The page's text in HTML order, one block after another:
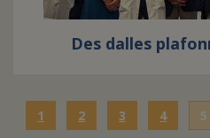
Des dalles
1 2 3 4 5